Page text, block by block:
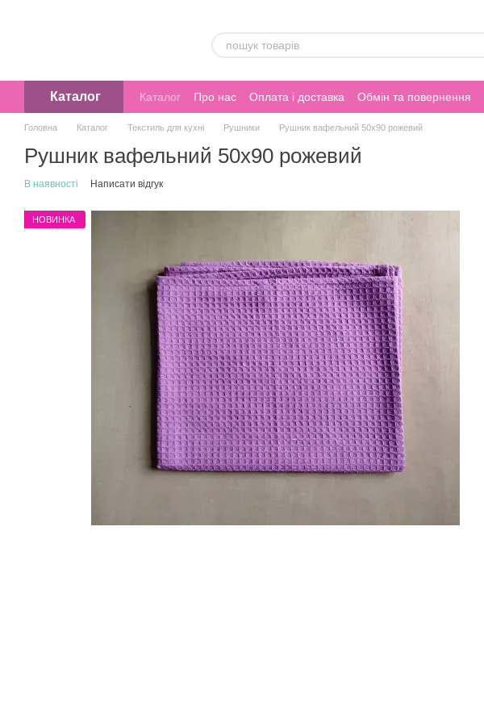
Каталог Каталог Про нас Оплата і доставка Обмін та повернення
Головна Каталог Текстиль для кухні Рушники Рушник вафельний 50х90 рожевий
Рушник вафельний 50х90 рожевий
В наявності Написати відгук
НОВИНКА